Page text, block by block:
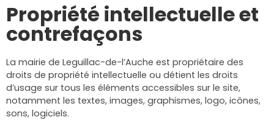
Propriété intellectuelle et
contrefaçons
La mairie de Leguillac-de-l’Auche est propriétaire des
droits de propriété intellectuelle ou détient les droits
d’usage sur tous les éléments accessibles sur le site,
notamment les textes, images, graphismes, logo, icônes,
sons, logiciels.